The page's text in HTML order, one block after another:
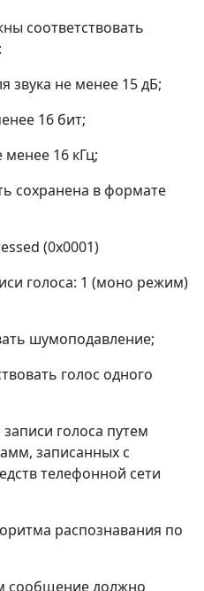
соответствовать
звука не менее 15 дБ;
16 бит;
менее 16 кГц;
сохранена в формате
(0x0001)
голоса: 1 (моно режим)
шумоподавление;
голос одного
голоса путем
записанных с
телефонной сети
распознавания по
сообщение должно